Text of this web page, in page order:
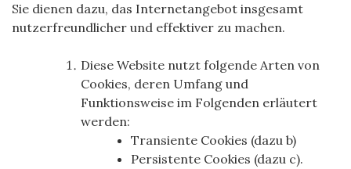
Sie dienen dazu, das Internetangebot insgesamt
nutzerfreundlicher und effektiver zu machen.
Diese Website nutzt folgende Arten von
Cookies, deren Umfang und
Funktionsweise im Folgenden erläutert
werden:
Transiente Cookies (dazu b)
Persistente Cookies (dazu c).